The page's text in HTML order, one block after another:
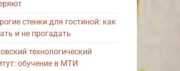
стенки для гостиной: как
и не прогадать
технологический
обучение в МТИ